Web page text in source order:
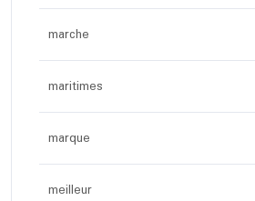
marche
maritimes
marque
meilleur